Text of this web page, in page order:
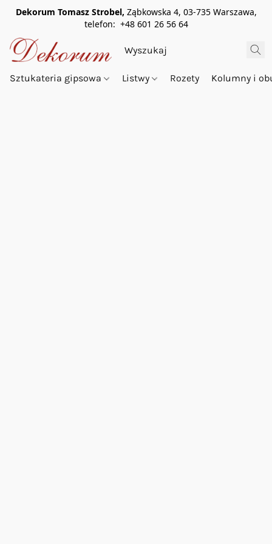
Dekorum Tomasz Strobel, Ząbkowska 4, 03-735 Warszawa,
telefon: +48 601 26 56 64
Sztukateria gipsowa Listwy Rozety Kolumny i